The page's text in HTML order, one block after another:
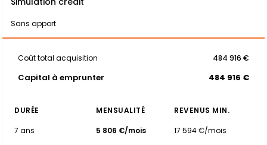
Sans apport
Coût total acquisition 484 916 €
Capital à emprunter 484 916 €
DURÉE MENSUALITÉ
REVENUS MIN.
7 ans
5 806 €/mois
17 594 €/mois